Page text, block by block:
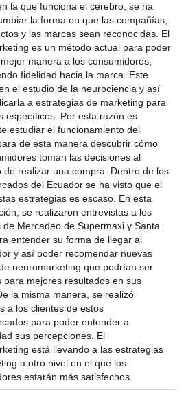
la que funciona el cerebro, se ha
la forma en que las compañías,
y las marcas sean reconocidas. El
es un método actual para poder
manera a los consumidores,
fidelidad hacia la marca. Este
el estudio de la neurociencia y así
a estrategias de marketing para
específicos. Por esta razón es
estudiar el funcionamiento del
de esta manera descubrir cómo
toman las decisiones al
de realizar una compra. Dentro de los
del Ecuador se ha visto que el
estrategias es escaso. En esta
se realizaron entrevistas a los
de Mercadeo de Supermaxi y Santa
entender su forma de llegar al
y así poder recomendar nuevas
neuromarketing que podrían ser
para mejores resultados en sus
la misma manera, se realizó
a los clientes de estos
para poder entender a
sus percepciones. El
está llevando a las estrategias
a otro nivel en el que los
estarán más satisfechos.